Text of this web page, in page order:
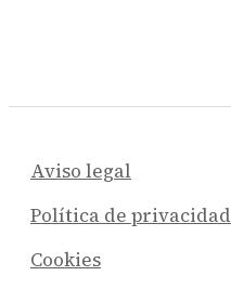
Aviso legal
Política de privacidad
Cookies